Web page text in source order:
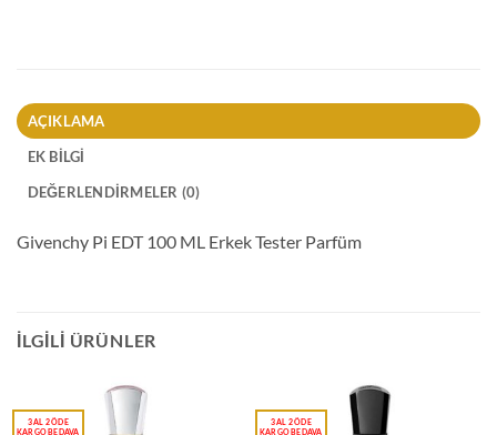
AÇIKLAMA
EK BILGI
DEĞERLENDIRMELER (0)
Givenchy Pi EDT 100 ML Erkek Tester Parfüm
İLGILI ÜRÜNLER